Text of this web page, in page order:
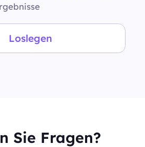
Loslegen
Sie Fragen?